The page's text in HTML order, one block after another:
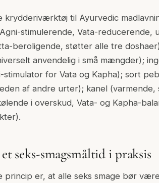
krydderiværktøj til Ayurvedic
stimulerende, Vata-reducerende,
beroligende, støtter alle tre
anvendelig i små mængder);
for Vata og Kapha); sort
af andre urter); kanel (varmende,
i overskud, Vata- og Kapha-
seks-smagsmåltid i praksis
princip er, at alle seks smage bør